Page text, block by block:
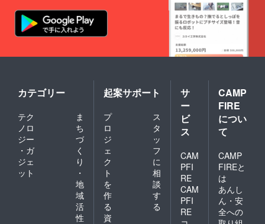
カテゴリー
テク
ノロ
ジー
・ガ
ジェ
ット
ま
ち
づ
く
り
・
地
域
活
性
起案サポート
プ
ロ
ジ
ェ
ク
ト
を
作
る
ス
タ
ッ
フ
に
相
談
す
る
資
サ
ー
ビ
ス
CAM
PFI
RE
CAM
PFI
RE
CAMP
FIRE
につい
て
CAMP
FIREと
は
あんし
ん・安
全への